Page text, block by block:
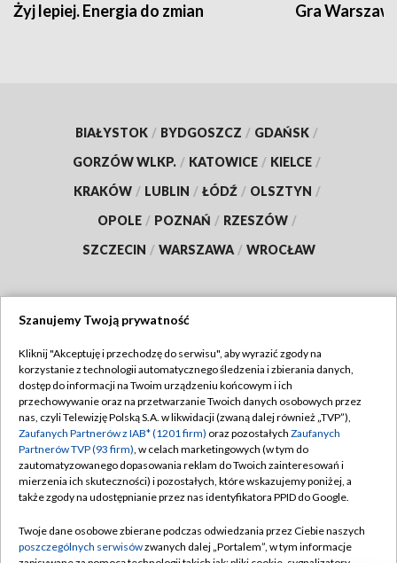
Żyj lepiej. Energia do zmian Gra
BIAŁYSTOK / BYDGOSZCZ / GDAŃSK /
GORZÓW WLKP. / KATOWICE / KIELCE /
KRAKÓW / LUBLIN / ŁÓDŹ / OLSZTYN /
OPOLE / POZNAŃ / RZESZÓW /
SZCZECIN / WARSZAWA / WROCŁAW
TVP
Abonament TVP
Emisja w TVP
Centrum informacji TVP
Naziemna Telewizja Cyfrowa
Rada Programowa
Regulamin TVP
Polityka prywatności
Moje zgody
Pomoc
Kontakt
Szanujemy Twoją prywatność
Kliknij "Akceptuję i przechodzę do serwisu", aby wyrazić zgody na
korzystanie z technologii automatycznego śledzenia i zbierania danych,
dostęp do informacji na Twoim urządzeniu końcowym i ich
przechowywanie oraz na przetwarzanie Twoich danych osobowych przez
nas, czyli Telewizję Polską S.A. w likwidacji (zwaną dalej również „TVP”),
Zaufanych Partnerów z IAB* (1201 firm) oraz pozostałych Zaufanych
Partnerów TVP (93 firm), w celach marketingowych (w tym do
zautomatyzowanego dopasowania reklam do Twoich zainteresowań i
mierzenia ich skuteczności) i pozostałych, które wskazujemy poniżej, a
także zgody na udostępnianie przez nas identyfikatora PPID do Google.
Twoje dane osobowe zbierane podczas odwiedzania przez Ciebie naszych
poszczególnych serwisówzwanych dalej „Portalem”, w tym informacje